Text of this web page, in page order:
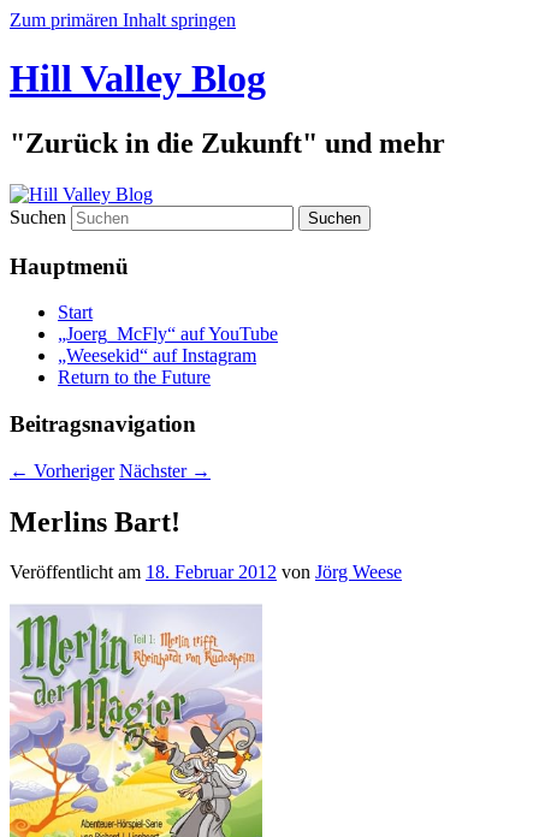
Zum primären Inhalt springen
Hill Valley Blog
"Zurück in die Zukunft" und mehr
Suchen
Hauptmenü
Start
„Joerg_McFly“ auf YouTube
„Weesekid“ auf Instagram
Return to the Future
Beitragsnavigation
← Vorheriger Nächster →
Merlins Bart!
Veröffentlicht am 18. Februar 2012 von Jörg Weese